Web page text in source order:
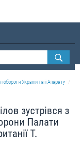
оборони України
оборони України та її Апарату
зустрівся з
Палати
Т.